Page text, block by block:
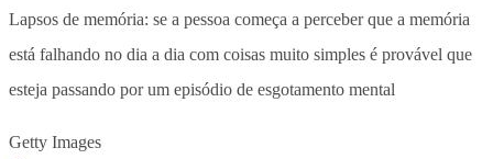
Lapsos de memória: se a pessoa começa a perceber que a memória
está falhando no dia a dia com coisas muito simples é provável que
esteja passando por um episódio de esgotamento mental
Getty Images